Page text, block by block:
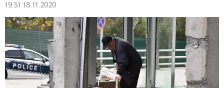
19:51 18.11.2020